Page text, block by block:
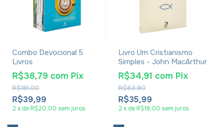
Combo Devocional 5
Livros
R$39,99
R$181,00
R$38,79 com Pix
2 x de R$20,00 sem juros
Livro Um Cristianismo
Simples - John MacArthur
R$35,99
R$63,90
R$34,91 com Pix
2 x de R$18,00 sem juros